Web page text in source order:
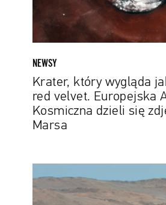
Kosmiczna
dzieli
się
z
Marsa
NEWSY
Krater, który wygląda
red velvet. Europejska
Kosmiczna dzieli się
Marsa
w
HD.